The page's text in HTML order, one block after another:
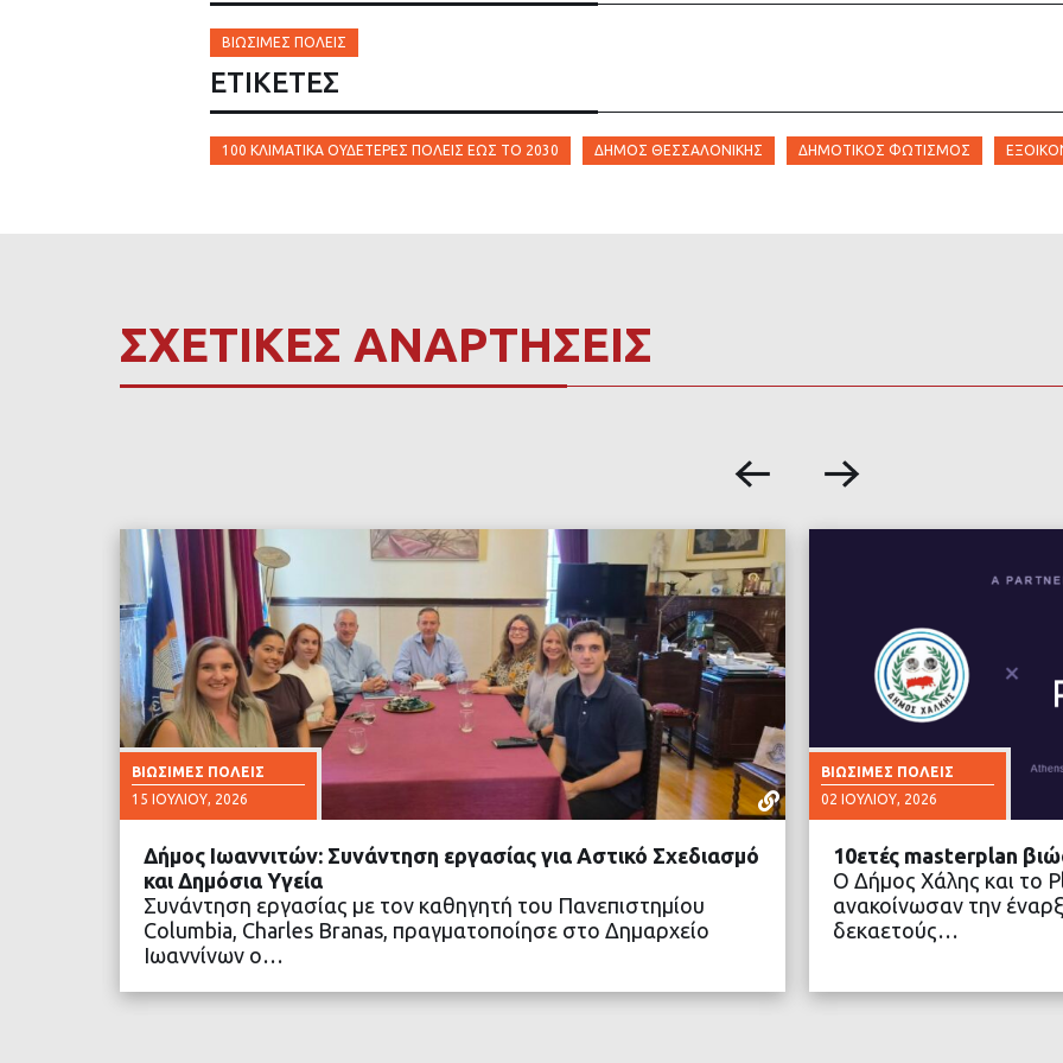
ΒΙΏΣΙΜΕΣ ΠΌΛΕΙΣ
ΕΤΙΚΈΤΕΣ
100 ΚΛΙΜΑΤΙΚΆ ΟΥΔΈΤΕΡΕΣ ΠΌΛΕΙΣ ΈΩΣ ΤΟ 2030 ΔΉΜΟΣ ΘΕΣΣΑΛΟΝΊΚΗΣ ΔΗΜΟΤΙΚΌΣ ΦΩΤΙΣΜΌΣ
ΣΧΕΤΙΚΕΣ ΑΝΑΡΤΗΣΕΙΣ
ΒΙΏΣΙΜΕΣ ΠΌΛΕΙΣ
15 ΙΟΥΛΊΟΥ, 2026
Δήμος Ιωαννιτών: Συνάντηση εργασίας για Αστικό Σχεδιασμό
και Δημόσια Υγεία
Συνάντηση εργασίας με τον καθηγητή του Πανεπιστημίου
Columbia, Charles Branas, πραγματοποίησε στο Δημαρχείο
Ιωαννίνων ο…
ΒΙΏΣΙΜΕΣ ΠΌΛΕΙΣ
02 ΙΟΥΛΊΟΥ, 2026
10ετές masterplan
Ο Δήμος Χάλης και το
ανακοίνωσαν την
δεκαετούς…